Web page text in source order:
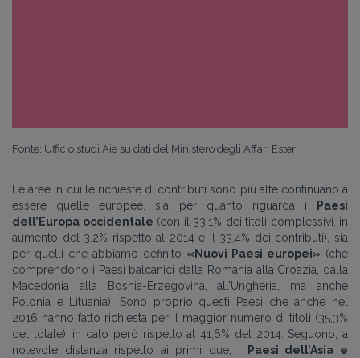
Fonte: Ufficio studi Aie su dati del Ministero degli Affari Esteri
Le aree in cui le richieste di contributi sono più alte continuano a
essere quelle europee, sia per quanto riguarda i Paesi
dell’Europa occidentale (con il 33,1% dei titoli complessivi, in
aumento del 3,2% rispetto al 2014 e il 33,4% dei contributi), sia
per quelli che abbiamo definito «Nuovi Paesi europei» (che
comprendono i Paesi balcanici dalla Romania alla Croazia, dalla
Macedonia alla Bosnia-Erzegovina, all’Ungheria, ma anche
Polonia e Lituania). Sono proprio questi Paesi che anche nel
2016 hanno fatto richiesta per il maggior numero di titoli (35,3%
del totale), in calo però rispetto al 41,6% del 2014. Seguono, a
notevole distanza rispetto ai primi due, i Paesi dell’Asia e